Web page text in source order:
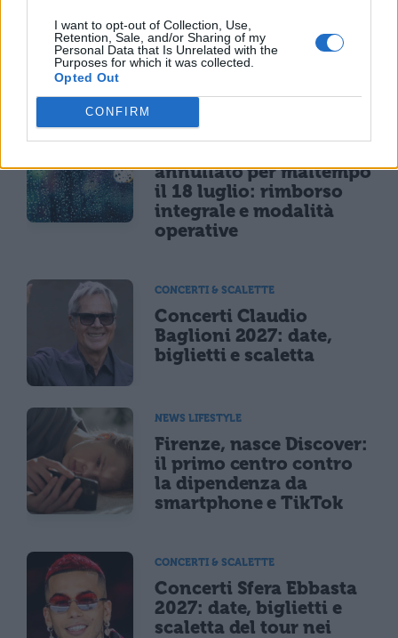
I want to opt-out of Collection, Use,
Retention, Sale, and/or Sharing of my
Personal Data that Is Unrelated with the
Purposes for which it was collected.
Opted Out
CONFIRM
Iss su gaming, azzardo
e social nella
generazione Z
CONCERTI & SCALETTE
annullato per maltempo
il 18 luglio: rimborso
integrale e modalità
operative
CONCERTI & SCALETTE
Concerti Claudio
Baglioni 2027: date,
biglietti e scaletta
NEWS LIFESTYLE
Firenze, nasce Discover:
il primo centro contro
la dipendenza da
smartphone e TikTok
CONCERTI & SCALETTE
Concerti Sfera Ebbasta
2027: date, biglietti e
scaletta del tour nei